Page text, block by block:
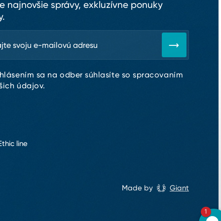
najnovšie správy, exkluzívne ponuky
sa na odber súhlasíte so spracovaním
údajov.
line
Made by Giant
1